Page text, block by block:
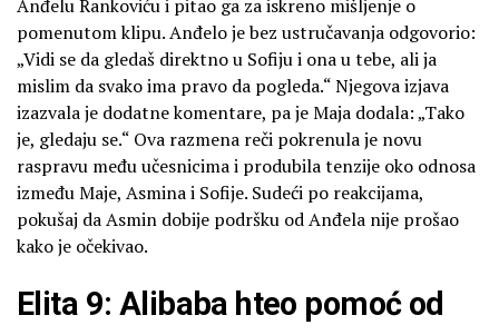
Anđelu Rankoviću i pitao ga za iskreno mišljenje o
pomenutom klipu. Anđelo je bez ustručavanja odgovorio:
„Vidi se da gledaš direktno u Sofiju i ona u tebe, ali ja
mislim da svako ima pravo da pogleda.“ Njegova izjava
izazvala je dodatne komentare, pa je Maja dodala: „Tako
je, gledaju se.“ Ova razmena reči pokrenula je novu
raspravu među učesnicima i produbila tenzije oko odnosa
između Maje, Asmina i Sofije. Sudeći po reakcijama,
pokušaj da Asmin dobije podršku od Anđela nije prošao
kako je očekivao.
Elita 9: Alibaba hteo pomoć od